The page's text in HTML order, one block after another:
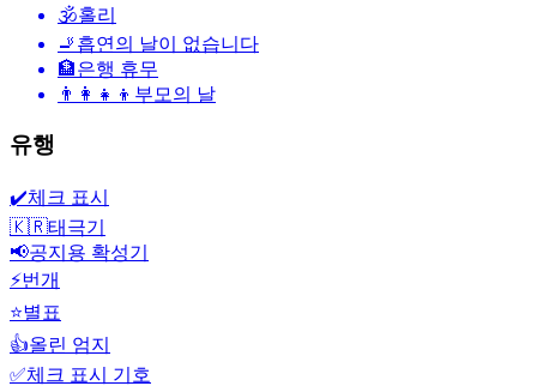
🕉홀리
🚬 흡연의 날이 없습니다
🏦은행 휴무
👨‍👩‍👧‍👦 부모의 날
유행
✔️체크 표시
🇰🇷태극기
📢공지용 확성기
⚡번개
⭐별표
👍올린 엄지
✅체크 표시 기호